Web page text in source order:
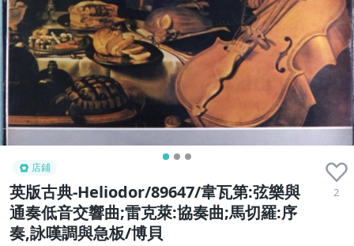
店鋪
英版古典-Heliodor/89647/韋瓦第:弦樂與
通奏低音交響曲;雷克萊:協奏曲;馬切羅:序
奏,詠嘆調與急板/博貝
2